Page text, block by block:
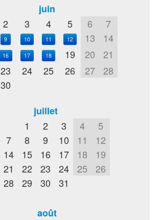
juin
2 3 4 5 6 7
9 10 11 12 13 14
16 17 18 19 20
21
23 24 25 26 27
28
30
juillet
1
2 3 4
5
7 8 9 10 11
12
14 15 16 17 18
19
21 22 23 24 25
26
28 29 30 31
août